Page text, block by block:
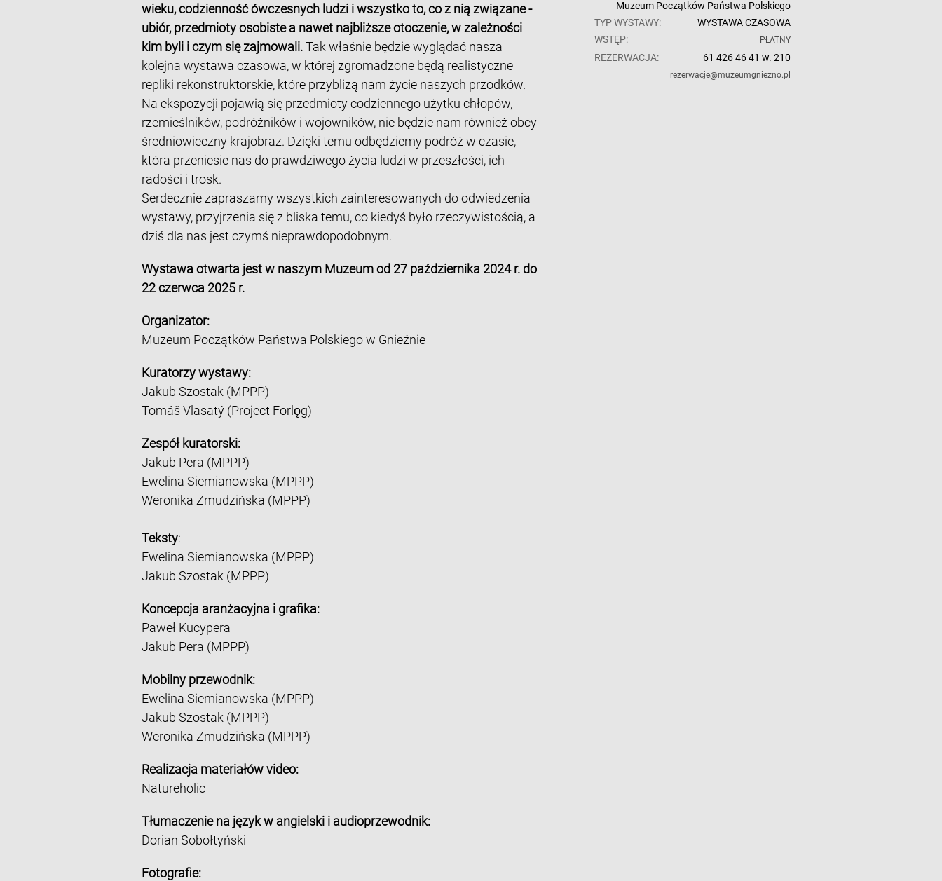
wieku, codzienność ówczesnych ludzi i wszystko to, co z nią związane -
ubiór, przedmioty osobiste a nawet najbliższe otoczenie, w zależności
kim byli i czym się zajmowali.Tak właśnie będzie wyglądać nasza
kolejna wystawa czasowa, w której zgromadzone będą realistyczne
repliki rekonstruktorskie, które przybliżą nam życie naszych przodków.
Na ekspozycji pojawią się przedmioty codziennego użytku chłopów,
rzemieślników, podróżników i wojowników, nie będzie nam również obcy
średniowieczny krajobraz. Dzięki temu odbędziemy podróż w czasie,
która przeniesie nas do prawdziwego życia ludzi w przeszłości, ich
radości i trosk.
Serdecznie zapraszamy wszystkich zainteresowanych do odwiedzenia
wystawy, przyjrzenia się z bliska temu, co kiedyś było rzeczywistością, a
dziś dla nas jest czymś nieprawdopodobnym.
Wystawa otwarta jest w naszym Muzeum od 27 października 2024 r. do
22 czerwca 2025 r.
Organizator:
Muzeum Początków Państwa Polskiego w Gnieźnie
Kuratorzy wystawy:
Jakub Szostak (MPPP)
Tomáš Vlasatý (Project Forlǫg)
Zespół kuratorski:
Jakub Pera (MPPP)
Ewelina Siemianowska (MPPP)
Weronika Zmudzińska (MPPP)
Teksty:
Ewelina Siemianowska (MPPP)
Jakub Szostak (MPPP)
Koncepcja aranżacyjna i grafika:
Paweł Kucypera
Jakub Pera (MPPP)
Mobilny przewodnik:
Ewelina Siemianowska (MPPP)
Jakub Szostak (MPPP)
Weronika Zmudzińska (MPPP)
Realizacja materiałów video:
Natureholic
Tłumaczenie na język w angielski i audioprzewodnik:
Dorian Sobołtyński
Fotografie:
Muzeum Początków Państwa Polskiego
TYP WYSTAWY:
WYSTAWA CZASOWA
WSTĘP:
PŁATNY
REZERWACJA: 61 426 46 41 w. 210
rezerwacje@muzeumgniezno.pl